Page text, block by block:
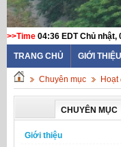
>>Time 04:36 EDT Chủ nhật,
TRANG CHỦ GIỚI THIỆU
Chuyên mục Hoạt
CHUYÊN MỤC
Giới thiệu